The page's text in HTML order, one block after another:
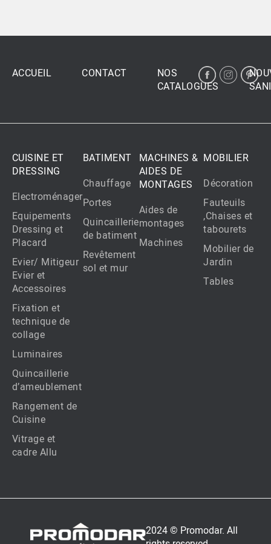
ACCUEIL CONTACT
NOS
CATALOGUES
CUISINE ET
DRESSING
Electroménager
Equipements
Dressing et
Placard
Evier/ Mitigeur
Evier et
Accessoires
Fixation et
technique de
collage
Luminaires
Quincaillerie
d’ameublement
Rangement de
Cuisine
Vitrage et
cadre Allu
BATIMENT
Chauffage
Portes
Quincaillerie
de batiment
Revêtement
sol et mur
MACHINES &
AIDES DE
MONTAGES
Aides de
montages
Machines
MOBILIER
Décoration
Fauteuils
,Chaises et
tabourets
Mobilier de
Jardin
Tables
2024 © Promodar. All